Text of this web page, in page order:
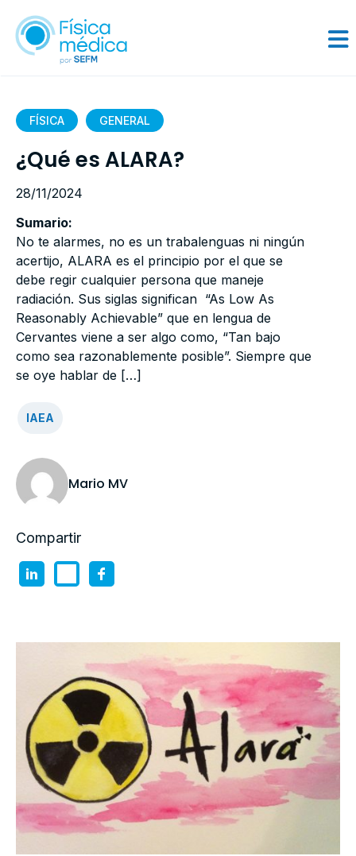
FÍSICA GENERAL
¿Qué es ALARA?
28/11/2024
Sumario:
No te alarmes, no es un trabalenguas ni ningún
acertijo, ALARA es el principio por el que se
debe regir cualquier persona que maneje
radiación. Sus siglas significan “As Low As
Reasonably Achievable” que en lengua de
Cervantes viene a ser algo como, “Tan bajo
como sea razonablemente posible”. Siempre que
se oye hablar de […]
IAEA
Mario MV
Compartir